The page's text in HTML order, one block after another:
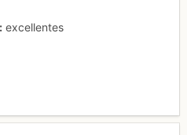
excellentes